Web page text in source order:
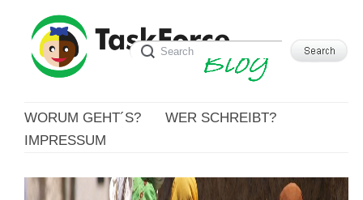
WORUM GEHT´S?
WER SCHREIBT?
IMPRESSUM